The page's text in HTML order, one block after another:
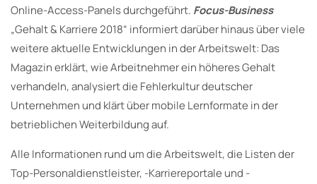
Online-Access-Panels durchgeführt. Focus-Business
„Gehalt & Karriere 2018“ informiert darüber hinaus über viele
weitere aktuelle Entwicklungen in der Arbeitswelt: Das
Magazin erklärt, wie Arbeitnehmer ein höheres Gehalt
verhandeln, analysiert die Fehlerkultur deutscher
Unternehmen und klärt über mobile Lernformate in der
betrieblichen Weiterbildung auf.
Alle Informationen rund um die Arbeitswelt, die Listen der
Top-Personaldienstleister, -Karriereportale und -